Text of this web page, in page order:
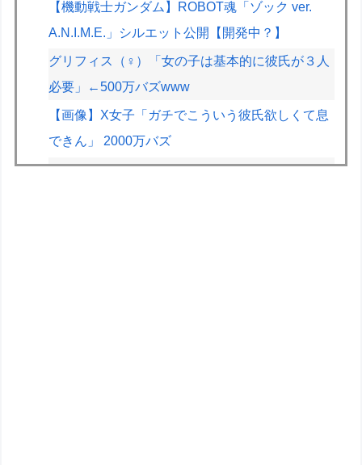
【機動戦士ガンダム】ROBOT魂「ゾック ver.
A.N.I.M.E.」シルエット公開【開発中？】
グリフィス（♀）「女の子は基本的に彼氏が３人
必要」←500万バズwww
【画像】X女子「ガチでこういう彼氏欲しくて息
できん」 2000万バズ
ドラクエのゼシカとかいう人気キャラwww